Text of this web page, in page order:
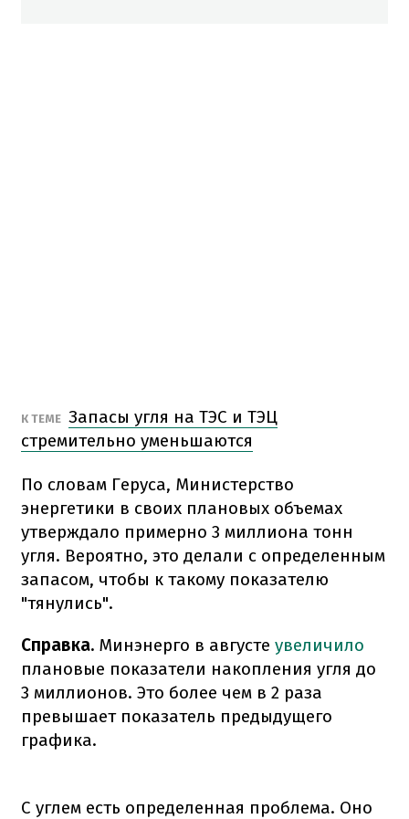
К ТЕМЕ Запасы угля на ТЭС и ТЭЦ
стремительно уменьшаются
По словам Геруса, Министерство
энергетики в своих плановых объемах
утверждало примерно 3 миллиона тонн
угля. Вероятно, это делали с определенным
запасом, чтобы к такому показателю
"тянулись".
Справка. Минэнерго в августе увеличило
плановые показатели накопления угля до
3 миллионов. Это более чем в 2 раза
превышает показатель предыдущего
графика.
С углем есть определенная проблема. Оно